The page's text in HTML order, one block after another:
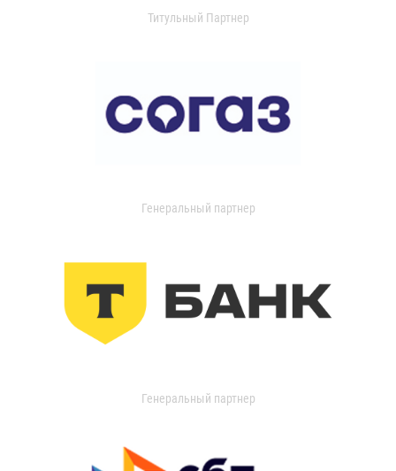
Титульный Партнер
Генеральный партнер
Генеральный партнер